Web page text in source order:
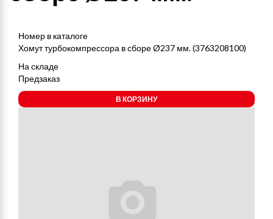
Номер в каталоге
Хомут турбокомпрессора в сборе Ø237 мм. (3763208100)
На складе
Предзаказ
В КОРЗИНУ